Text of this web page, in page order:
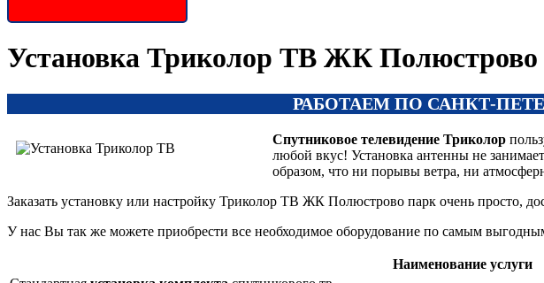
Установка Триколор ТВ ЖК Полюстрово
РАБОТАЕМ ПО САНКТ-
Спутниковое телевидение Триколор
любой вкус! Установка антенны не
образом, что ни порывы ветра, ни
Заказать установку или настройку Триколор ТВ ЖК Полюстрово парк очень просто,
У нас Вы так же можете приобрести все необходимое оборудование по самым
Наименование услуги